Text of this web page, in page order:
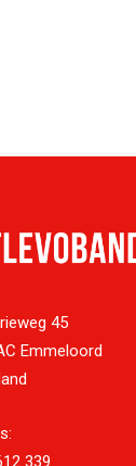
45
Emmeloord
339